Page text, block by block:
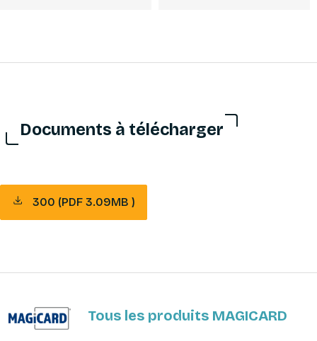
Documents à télécharger
300 (PDF 3.09MB )
Tous les produits MAGICARD